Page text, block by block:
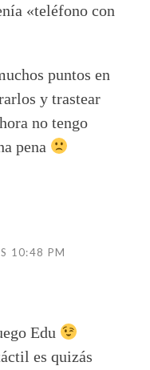
«teléfono con
puntos en
y trastear
no tengo
pena
10:48 PM
Edu
es quizás